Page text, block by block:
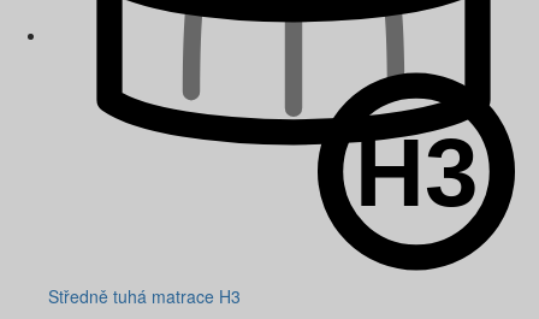
Středně tuhá matrace H3